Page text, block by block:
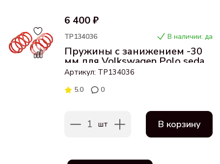
6 400 ₽
В наличии: да
ТР134036
Пружины с занижением -30
мм для Volkswagen Polo sedan/
Skoda Rapid передние
Артикул: ТР134036
5.0 0
1 шт В корзину